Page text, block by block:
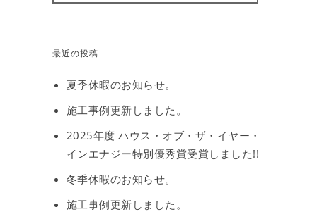
最近の投稿
夏季休暇のお知らせ。
施工事例更新しました。
2025年度 ハウス・オブ・ザ・イヤー・
インエナジー特別優秀賞受賞しました!!
冬季休暇のお知らせ。
施工事例更新しました。